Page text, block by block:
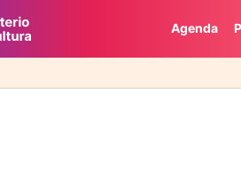
Agenda